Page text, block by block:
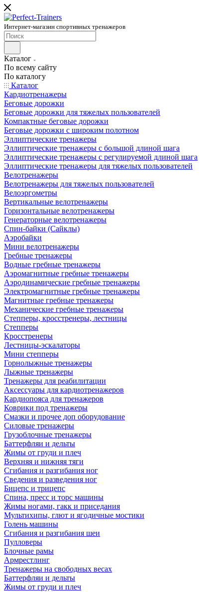
Интернет-магазин спортивных тренажеров
Каталог
По всему сайту
По каталогу
Каталог
Кардиотренажеры
Беговые дорожки
Беговые дорожки для тяжелых пользователей
Компактные беговые дорожки
Беговые дорожки с широким полотном
Эллиптические тренажеры
Эллиптические тренажеры с большой длиной шага
Эллиптические тренажеры с регулируемой длиной шага
Эллиптические тренажеры для тяжелых пользователей
Велотренажеры
Велотренажеры для тяжелых пользователей
Велоэргометры
Вертикальные велотренажеры
Горизонтальные велотренажеры
Генераторные велотренажеры
Спин-байки (Сайклы)
Аэробайки
Мини велотренажеры
Гребные тренажеры
Водные гребные тренажеры
Аэромагнитные гребные тренажеры
Аэродинамические гребные тренажеры
Электромагнитные гребные тренажеры
Магнитные гребные тренажеры
Механические гребные тренажеры
Степперы, кросстренеры, лестницы
Степперы
Кросстренеры
Лестницы-эскалаторы
Мини степперы
Горнолыжные тренажеры
Лыжные тренажеры
Тренажеры для реабилитации
Аксессуары для кардиотренажеров
Кардиопояса для тренажеров
Коврики под тренажеры
Смазки и прочее доп оборудование
Силовые тренажеры
Грузоблочные тренажеры
Баттерфляи и дельты
Жимы от груди и плеч
Верхняя и нижняя тяги
Сгибания и разгибания ног
Сведения и разведения ног
Бицепс и трицепс
Спина, пресс и торс машины
Жимы ногами, гакк и приседания
Мультихипы, глют и ягодичные мостики
Голень машины
Сгибания и разгибания шеи
Пулловеры
Блочные рамы
Армрестлинг
Тренажеры на свободных весах
Баттерфляи и дельты
Жимы от груди и плеч